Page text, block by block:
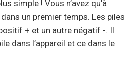
simple ! Vous n’avez qu’à
un premier temps. Les piles
+ et un autre négatif -. Il
dans l’appareil et ce dans le